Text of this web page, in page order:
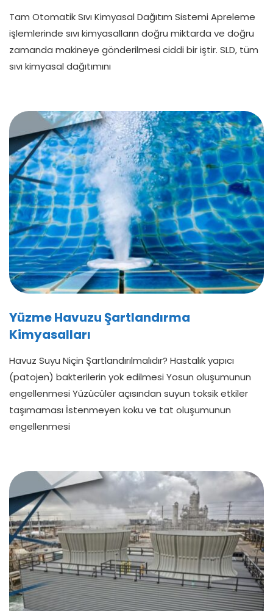
Tam Otomatik Sıvı Kimyasal Dağıtım Sistemi Apreleme
işlemlerinde sıvı kimyasalların doğru miktarda ve doğru
zamanda makineye gönderilmesi ciddi bir iştir. SLD, tüm
sıvı kimyasal dağıtımını
Yüzme Havuzu Şartlandırma
Kimyasalları
Havuz Suyu Niçin Şartlandırılmalıdır? Hastalık yapıcı
(patojen) bakterilerin yok edilmesi Yosun oluşumunun
engellenmesi Yüzücüler açısından suyun toksik etkiler
taşımaması İstenmeyen koku ve tat oluşumunun
engellenmesi